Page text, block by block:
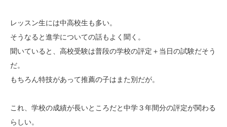
レッスン生には中高校生も多い。
そうなると進学についての話もよく聞く。
聞いていると、高校受験は普段の学校の評定＋当日の試験だそう
だ。
もちろん特技があって推薦の子はまた別だが。
これ、学校の成績が長いところだと中学３年間分の評定が関わる
らしい。